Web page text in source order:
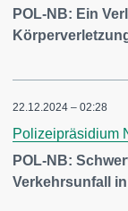
POL-NB: Ein
22.12.2024 – 02:28
Polizeipräsidium
POL-NB:
Verkehrsunfall